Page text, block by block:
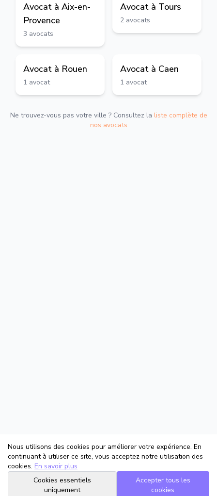
Avocat à Aix-en-
Provence
3 avocats
Avocat à Tours
2 avocats
Avocat à Rouen
1 avocat
Avocat à Caen
1 avocat
Ne trouvez-vous pas votre ville ? Consultez la liste complète de
nos avocats
Nous utilisons des cookies pour améliorer votre expérience. En
continuant à utiliser ce site, vous acceptez notre utilisation des
cookies. En savoir plus
Cookies essentiels
uniquement
Accepter tous les
cookies